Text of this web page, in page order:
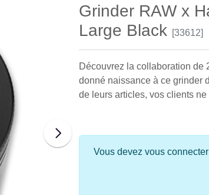
Grinder RAW x
Large Black [33612]
Découvrez la collaboration de
donné naissance à ce grinder
de leurs articles, vos clients ne
Vous devez vous